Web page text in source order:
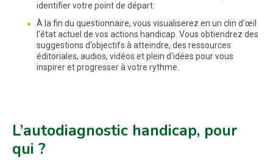
identifier votre point de départ.
À la fin du questionnaire, vous visualiserez en un clin d'œil
l'état actuel de vos actions handicap. Vous obtiendrez des
suggestions d’objectifs à atteindre, des ressources
éditoriales, audios, vidéos et plein d'idées pour vous
inspirer et progresser à votre rythme.
L’autodiagnostic handicap, pour
qui ?